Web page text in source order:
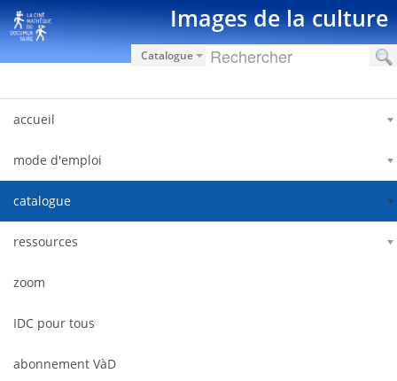
Saut au contenu Images de la culture
Catalogue
accueil
mode d'emploi
catalogue
ressources
zoom
IDC pour tous
abonnement VàD